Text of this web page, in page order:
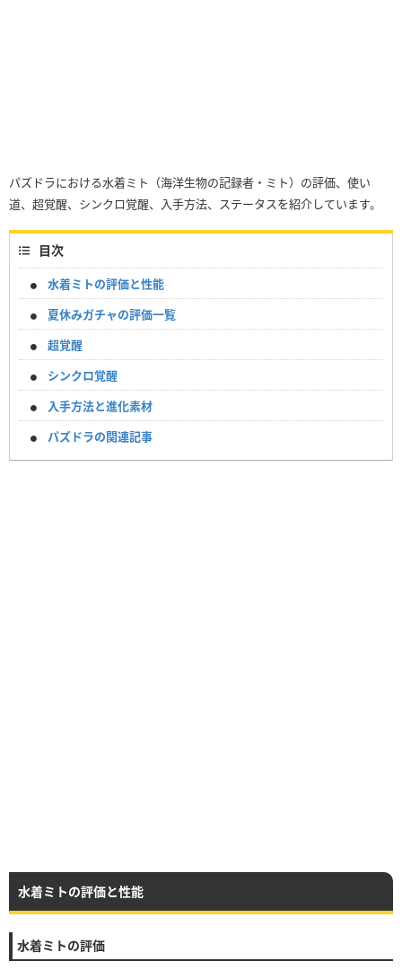
パズドラにおける水着ミト（海洋生物の記録者・ミト）の評価、使い
道、超覚醒、シンクロ覚醒、入手方法、ステータスを紹介しています。
目次
水着ミトの評価と性能
夏休みガチャの評価一覧
超覚醒
シンクロ覚醒
入手方法と進化素材
パズドラの関連記事
水着ミトの評価と性能
水着ミトの評価